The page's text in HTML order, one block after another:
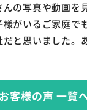
の写真や動画を
様がいるご家庭で
と思いました。
お客様の声 一覧